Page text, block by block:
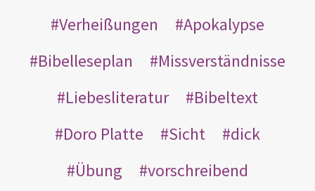
Verheißungen
Apokalypse
Bibelleseplan
Missverständnisse
Liebesliteratur
Bibeltext
Doro Platte
Sicht
dick
Übung
vorschreibend